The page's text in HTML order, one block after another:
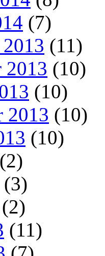
(7)
(11)
2013 (10)
(10)
2013 (10)
(10)
(2)
(3)
(2)
(11)